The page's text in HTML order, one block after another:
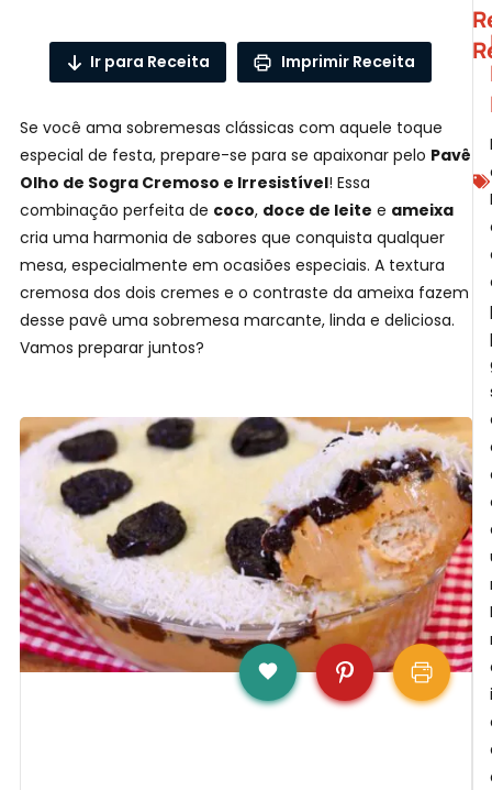
Ir para Receita Imprimir Receita
Se você ama sobremesas clássicas com aquele toque
especial de festa, prepare-se para se apaixonar pelo Pavê
Olho de Sogra Cremoso e Irresistível! Essa
combinação perfeita de coco, doce de leite e ameixa
cria uma harmonia de sabores que conquista qualquer
mesa, especialmente em ocasiões especiais. A textura
cremosa dos dois cremes e o contraste da ameixa fazem
desse pavê uma sobremesa marcante, linda e deliciosa.
Vamos preparar juntos?
e
e